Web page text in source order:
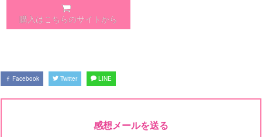
購入はこちらのサイトから
Facebook Twitter LINE
感想メールを送る